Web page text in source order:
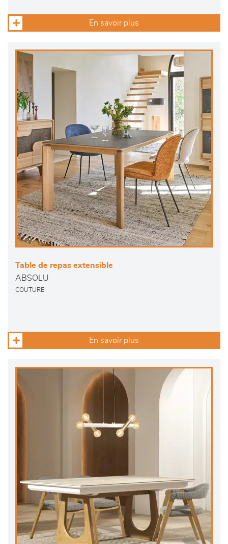
En savoir plus
Table de repas extensible
ABSOLU
COUTURE
En savoir plus